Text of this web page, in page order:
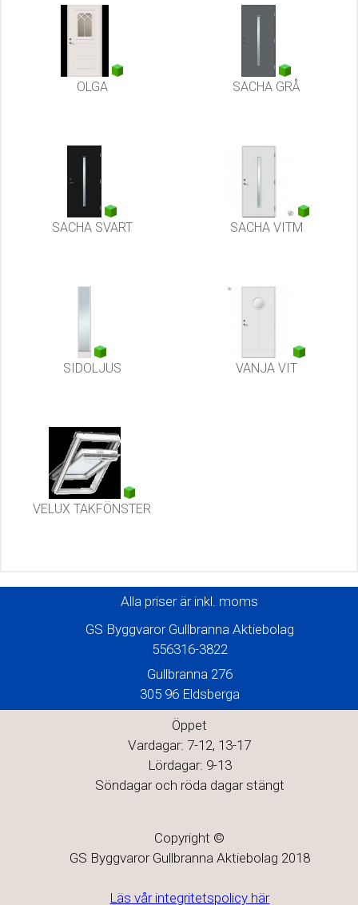
OLGA SACHA GRÅ
SACHA SVART SACHA VITM
SIDOLJUS VANJA VIT
VELUX TAKFÖNSTER
Alla priser är inkl. moms
GS Byggvaror Gullbranna Aktiebolag
556316-3822
Gullbranna 276
305 96 Eldsberga
Öppet
Vardagar: 7-12, 13-17
Lördagar: 9-13
Söndagar och röda dagar stängt
Copyright ©
GS Byggvaror Gullbranna Aktiebolag 2018
Läs vår integritetspolicy här